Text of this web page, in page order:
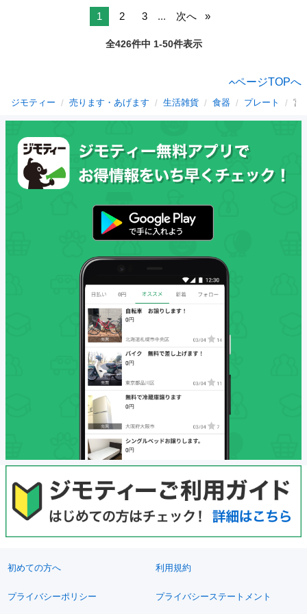
1 2 3 ... 次へ
全426件中 1-50件表示
ページTOPへ
ジモティー 売ります・あげます 生活雑貨 食器 プレート 宮
初めての方へ 利用規約
プライバシーポリシー プライバシーステートメント